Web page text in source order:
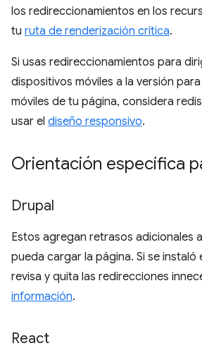
los redireccionamientos en los
tu ruta de renderización crítica.
Si usas redireccionamientos para
dispositivos móviles a la versión
móviles de tu página, considera
usar el diseño responsivo.
Orientación específica
Drupal
Estos agregan retrasos adicionales
pueda cargar la página. Si se instaló
revisa y quita las redirecciones
información.
React